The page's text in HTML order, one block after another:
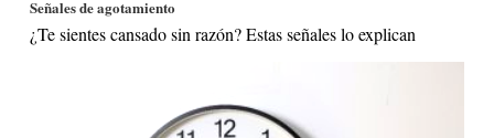
Señales de agotamiento
¿Te sientes cansado sin razón? Estas señales lo explican